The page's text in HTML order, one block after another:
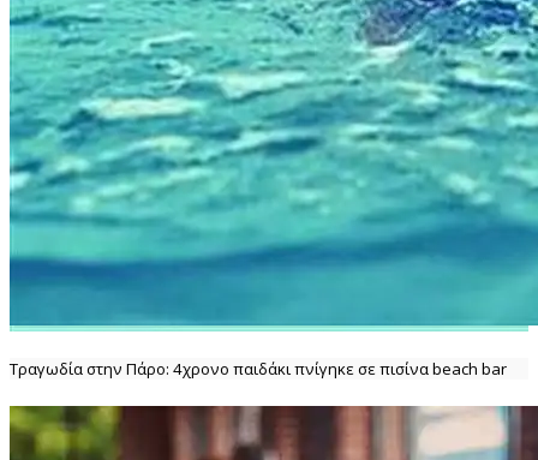
Τραγωδία στην Πάρο: 4χρονο παιδάκι πνίγηκε σε πισίνα beach bar